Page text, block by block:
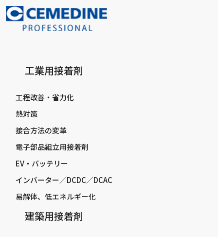
工業用接着剤
工程改善・省力化
熱対策
接合方法の変革
電子部品組立用接着剤
EV・バッテリー
インバーター／DCDC／DCAC
易解体、低エネルギー化
建築用接着剤